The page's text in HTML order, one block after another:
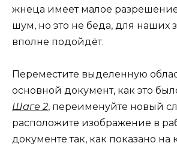
жнеца имеет малое
шум, но это не беда, для наших
вполне подойдёт.
Переместите выделенную
основной документ, как это
Шаге 2, переименуйте новый
расположите изображение в
документе так, как показано на